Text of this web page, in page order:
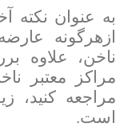
به عنوان نکته
ازهرگونه
ناخن، علاوه
مراکز معتبر
مراجعه کنید،
است.